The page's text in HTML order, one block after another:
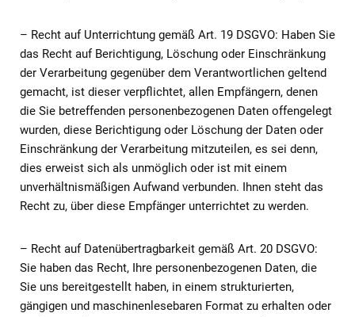
– Recht auf Unterrichtung gemäß Art. 19 DSGVO: Haben Sie
das Recht auf Berichtigung, Löschung oder Einschränkung
der Verarbeitung gegenüber dem Verantwortlichen geltend
gemacht, ist dieser verpflichtet, allen Empfängern, denen
die Sie betreffenden personenbezogenen Daten offengelegt
wurden, diese Berichtigung oder Löschung der Daten oder
Einschränkung der Verarbeitung mitzuteilen, es sei denn,
dies erweist sich als unmöglich oder ist mit einem
unverhältnismäßigen Aufwand verbunden. Ihnen steht das
Recht zu, über diese Empfänger unterrichtet zu werden.
– Recht auf Datenübertragbarkeit gemäß Art. 20 DSGVO:
Sie haben das Recht, Ihre personenbezogenen Daten, die
Sie uns bereitgestellt haben, in einem strukturierten,
gängigen und maschinenlesebaren Format zu erhalten oder